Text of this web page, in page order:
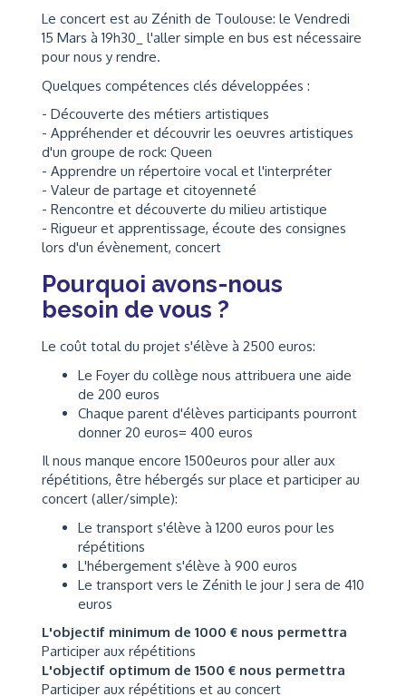
Le concert est au Zénith de Toulouse: le Vendredi
15 Mars à 19h30_ l'aller simple en bus est nécessaire
pour nous y rendre.
Quelques compétences clés développées :
- Découverte des métiers artistiques
- Appréhender et découvrir les oeuvres artistiques
d'un groupe de rock: Queen
- Apprendre un répertoire vocal et l'interpréter
- Valeur de partage et citoyenneté
- Rencontre et découverte du milieu artistique
- Rigueur et apprentissage, écoute des consignes
lors d'un évènement, concert
Pourquoi avons-nous
besoin de vous ?
Le coût total du projet s'élève à 2500 euros:
Le Foyer du collège nous attribuera une aide
de 200 euros
Chaque parent d'élèves participants pourront
donner 20 euros= 400 euros
Il nous manque encore 1500euros pour aller aux
répétitions, être hébergés sur place et participer au
concert (aller/simple):
Le transport s'élève à 1200 euros pour les
répétitions
L'hébergement s'élève à 900 euros
Le transport vers le Zénith le jour J sera de 410
euros
L'objectif minimum de 1000 € nous permettra
Participer aux répétitions
L'objectif optimum de 1500 € nous permettra
Participer aux répétitions et au concert